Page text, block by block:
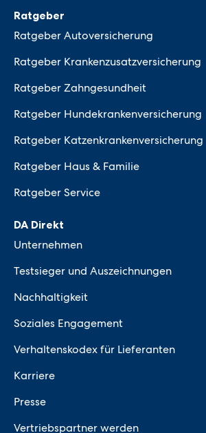
Ratgeber
Ratgeber Autoversicherung
Ratgeber Krankenzusatzversicherung
Ratgeber Zahngesundheit
Ratgeber Hundekrankenversicherung
Ratgeber Katzenkrankenversicherung
Ratgeber Haus & Familie
Ratgeber Service
DA Direkt
Unternehmen
Testsieger und Auszeichnungen
Nachhaltigkeit
Soziales Engagement
Verhaltenskodex für Lieferanten
Karriere
Presse
Vertriebspartner werden